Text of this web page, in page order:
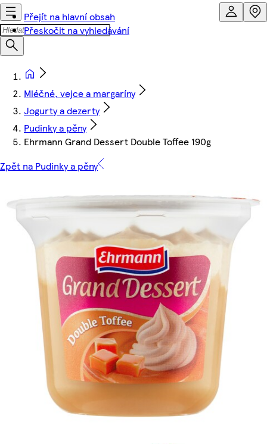
Přejít na hlavní obsah
Přeskočit na vyhledávání
Mléčné, vejce a margaríny
Jogurty a dezerty
Pudinky a pěny
Ehrmann Grand Dessert Double Toffee 190g
Zpět na Pudinky a pěny